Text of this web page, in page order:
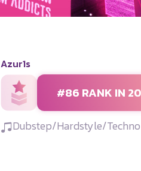
Azur1s
#86 RANK IN
Dubstep/Hardstyle/Techno